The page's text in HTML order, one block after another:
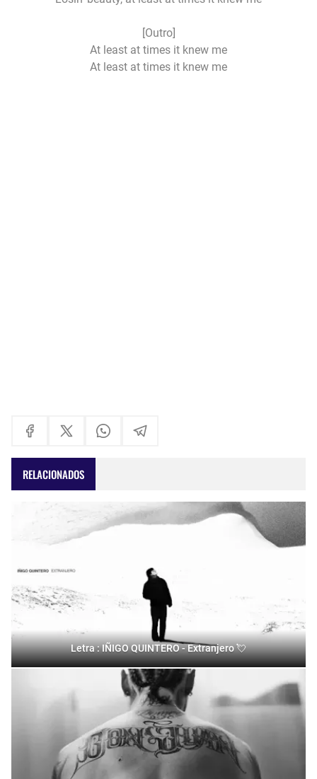
[Outro]
At least at times it knew me
At least at times it knew me
RELACIONADOS
Letra : IÑIGO QUINTERO - Extranjero 💘